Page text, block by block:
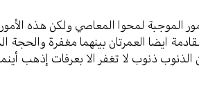
الموجبة لمحوا المعاصي ولكن هذه الأمور
ايضا العمرتان بينهما مغفرة والحجة
ذنوب لا تغفر الا بعرفات إذهب